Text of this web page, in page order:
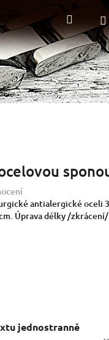
Hledat
antialergické oceli
Úprava délky /
jednostranně